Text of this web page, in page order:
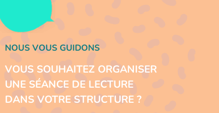
NOUS VOUS GUIDONS
VOUS SOUHAITEZ ORGANISER
UNE SÉANCE DE LECTURE
DANS VOTRE STRUCTURE ?